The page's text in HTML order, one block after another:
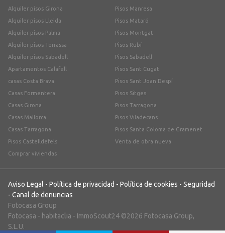
Alquiler pisos Girona
Alquiler pisos Lleida
Alquiler pisos Palma
Alquiler pisos Terrassa
Alquiler pisos Sabadell
Apartamentos Calafell
casas Costa Brava
Casas Formentera
Casas Girona
Casas Mallorca
Casas Tarragona
Pisos Castelldefels
Comprar viviendas
Pisos Manresa
Pisos Mataró
Pisos Montgat
Pisos Rubí
Pisos Sabadell
Pisos Sant Cugat
Pisos Sant Joan Despí
Pisos Sitges
Pisos Tarragona
Pisos Viladecans
Pisos Santa Coloma de Gramenet
Venta de obra nueva
Aviso Legal - Política de privacidad - Política de cookies - Seguridad
- Canal de denuncias
Fotocasa Group
Fotocasa - habitaclia - ImmoScout24 ©2026 Fotocasa Group,
S.L.U.